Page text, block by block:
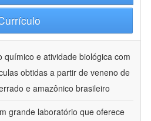
químico e atividade biológica com
obtidas a partir de veneno de
e amazônico brasileiro
grande laboratório que oferece